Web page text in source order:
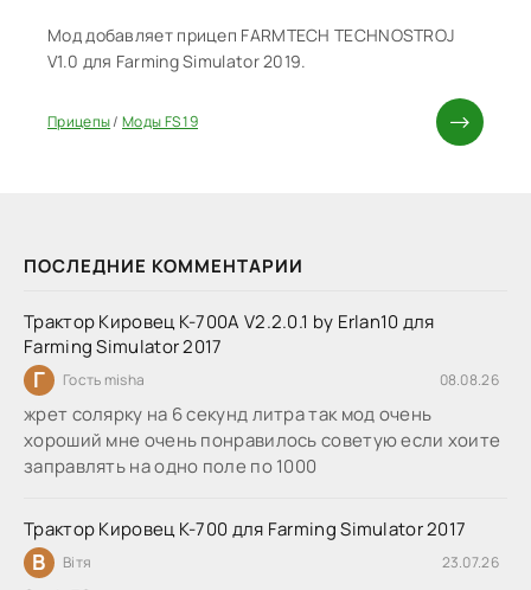
ПОСЛЕДНИЕ КОММЕНТАРИИ
Трактор Кировец К-700А V2.2.0.1 by Erlan10 для
Farming Simulator 2017
Г Гость misha 08.08.26
жрет солярку на 6 секунд литра так мод очень
хороший мне очень понравилось советую если хоите
заправлять на одно поле по 1000
Трактор Кировец К-700 для Farming Simulator 2017
В Вітя 23.07.26
Мод добавляет прицеп FARMTECH TECHNOSTROJ
V1.0 для Farming Simulator 2019.
Прицепы/Моды FS 19